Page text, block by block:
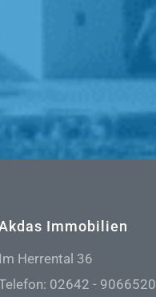
Immobilien
Im Herrental 36
02642 - 9066520